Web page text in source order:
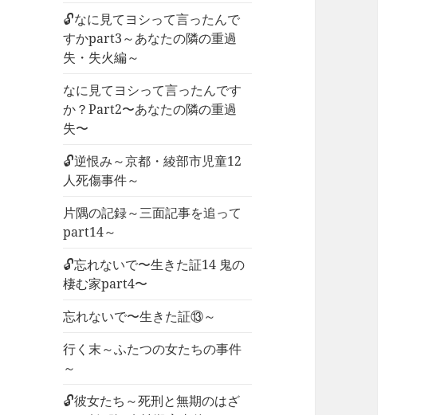
ニ
ュ
展
開
🔓なに見てヨシって言ったんで
すかpart3～あなたの隣の重過
失・失火編～
なに見てヨシって言ったんです
か？Part2〜あなたの隣の重過
失〜
🔓逆恨み～京都・綾部市児童12
人死傷事件～
片隅の記録～三面記事を追って
part14～
🔓忘れないで〜生きた証14 鬼の
棲む家part4〜
忘れないで〜生きた証⑬～
行く末～ふたつの女たちの事件
～
🔓彼女たち～死刑と無期のはざ